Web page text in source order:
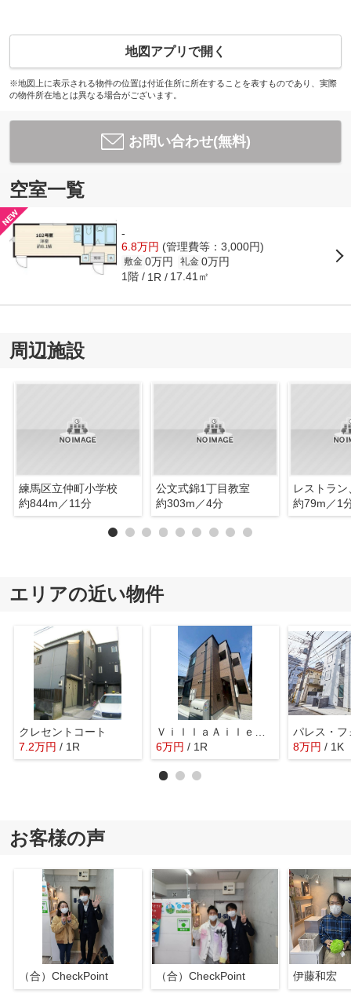
地図アプリで開く
※地図上に表示される物件の位置は付近住所に所在することを表すものであり、実際
の物件所在地とは異なる場合がございます。
お問い合わせ(無料)
空室一覧
-
6.8万円 (管理費等：3,000円)
敷金 0万円 礼金 0万円
1階 1R 17.41㎡
周辺施設
練馬区立仲町小学校
約844m／11分
公文式錦1丁目教室
約303m／4分
レストラン
約79m／1
エリアの近い物件
クレセントコート
7.2万円 / 1R
ＶｉｌｌａＡｉｌｅｓ平和台
6万円 / 1R
パレス・フ
8万円 / 1K
お客様の声
（合）CheckPoint （合）CheckPoint 伊藤和宏